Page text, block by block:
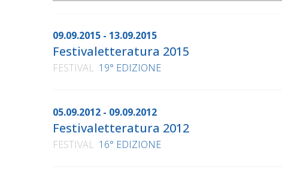
09.09.2015 - 13.09.2015
Festivaletteratura 2015
FESTIVAL 19° EDIZIONE
05.09.2012 - 09.09.2012
Festivaletteratura 2012
FESTIVAL 16° EDIZIONE